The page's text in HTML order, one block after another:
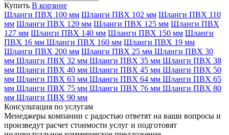
Купить В корзине
Шланги ПВХ 100 мм Шланги ПВХ 102 мм Шланги ПВХ 110
мм Шланги ПВХ 120 мм Шланги ПВХ 125 мм Шланги ПВХ
127 мм Шланги ПВХ 140 мм Шланги ПВХ 150 мм Шланги
ПВХ 16 мм Шланги ПВХ 160 мм Шланги ПВХ 19 мм
Шланги ПВХ 200 мм Шланги ПВХ 25 мм Шланги ПВХ 30
мм Шланги ПВХ 32 мм Шланги ПВХ 35 мм Шланги ПВХ 38
мм Шланги ПВХ 40 мм Шланги ПВХ 45 мм Шланги ПВХ 50
мм Шланги ПВХ 63 мм Шланги ПВХ 64 мм Шланги ПВХ 65
мм Шланги ПВХ 75 мм Шланги ПВХ 76 мм Шланги ПВХ 80
мм Шланги ПВХ 90 мм
Консультация по услугам
Менеджеры компании с радостью ответят на ваши вопросы и
произведут расчет стоимости услуг и подготовят